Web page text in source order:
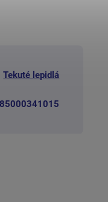
Tekuté lepidlá